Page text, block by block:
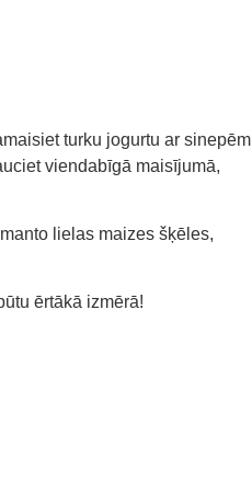
turku jogurtu ar sinepēm
viendabīgā maisījumā,
lielas maizes šķēles,
ērtākā izmērā!